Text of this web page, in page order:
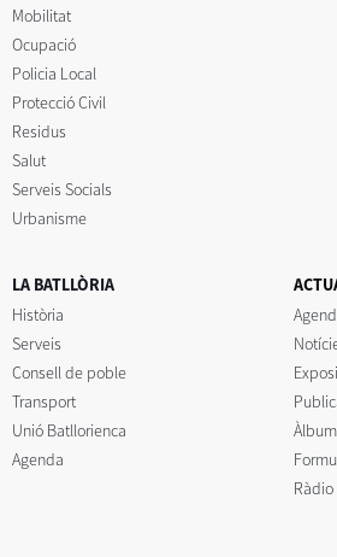
Mobilitat
Ocupació
Policia Local
Protecció Civil
Residus
Salut
Serveis Socials
Urbanisme
LA BATLLÒRIA
Història
Serveis
Consell de poble
Transport
Unió Batllorienca
Agenda
Ràdio